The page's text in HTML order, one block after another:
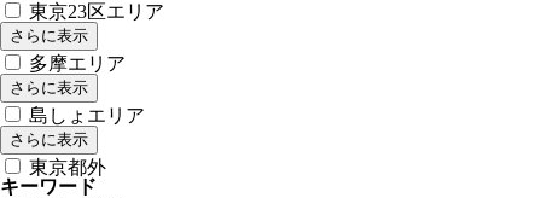
東京23区エリア
さらに表示
多摩エリア
さらに表示
島しょエリア
さらに表示
東京都外
キーワード